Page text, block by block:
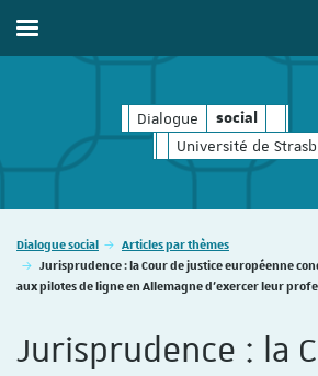
Dialogue social
social
Université de
Afficher / masquer le menu
Vous êtes ici :
Dialogue social
Articles par thèmes
Jurisprudence : la Cour de justice européenne
aux pilotes de ligne en Allemagne d'exercer leur
Jurisprudence : la